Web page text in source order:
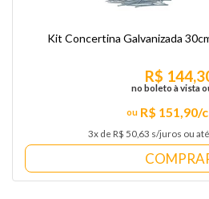
Kit Concertina Galvanizada
R$ 151,90/
3x de R$ 50,63 s/juros ou
R$
no boleto à vista